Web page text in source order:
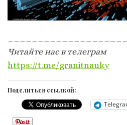
Читайте нас в телеграм
https://t.me/granitnauky
Поделиться ссылкой: